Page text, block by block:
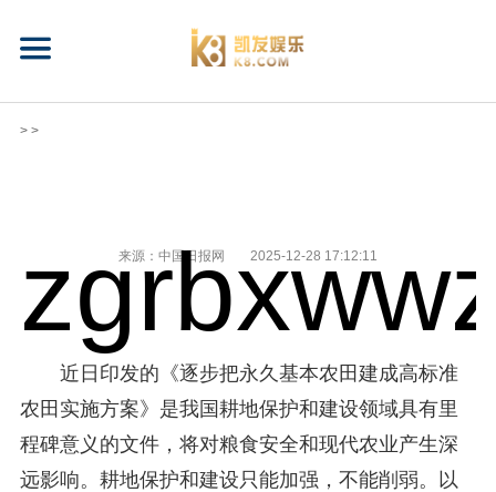
> >
来源：中国日报网 2025-12-28 17:12:11
近日印发的《逐步把永久基本农田建成高标准
农田实施方案》是我国耕地保护和建设领域具有里
程碑意义的文件，将对粮食安全和现代农业产生深
远影响。耕地保护和建设只能加强，不能削弱。以